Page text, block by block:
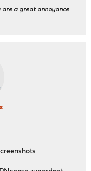
are a great annoyance